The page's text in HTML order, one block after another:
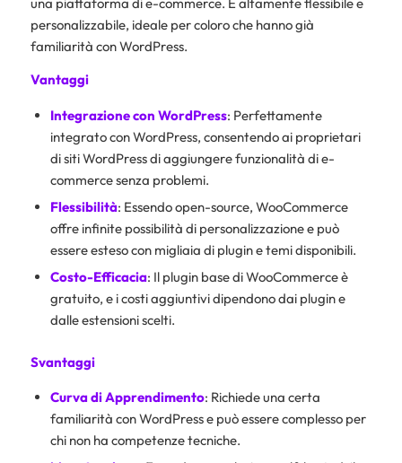
personalizzabile, ideale per coloro che hanno già
familiarità con WordPress.
Vantaggi
Integrazione con WordPress: Perfettamente
integrato con WordPress, consentendo ai proprietari
di siti WordPress di aggiungere funzionalità di e-
commerce senza problemi.
Flessibilità: Essendo open-source, WooCommerce
offre infinite possibilità di personalizzazione e può
essere esteso con migliaia di plugin e temi disponibili.
Costo-Efficacia: Il plugin base di WooCommerce è
gratuito, e i costi aggiuntivi dipendono dai plugin e
dalle estensioni scelti.
Svantaggi
Curva di Apprendimento: Richiede una certa
familiarità con WordPress e può essere complesso per
chi non ha competenze tecniche.